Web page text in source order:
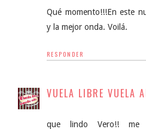
Qué momento!!!En este
y la mejor onda. Voilá.
RESPONDER
VUELA LIBRE VUELA
que lindo Vero!! me